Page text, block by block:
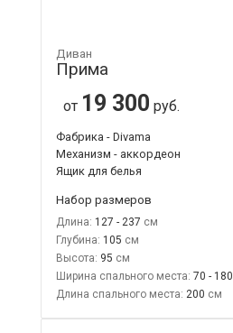
Диван
Прима
от 19 300 руб.
Фабрика - Divama
Механизм - аккордеон
Ящик для белья
Набор размеров
Длина: 127 - 237
Глубина: 105
Высота: 95
Ширина спального места: 70 - 180
Длина спального места: 200